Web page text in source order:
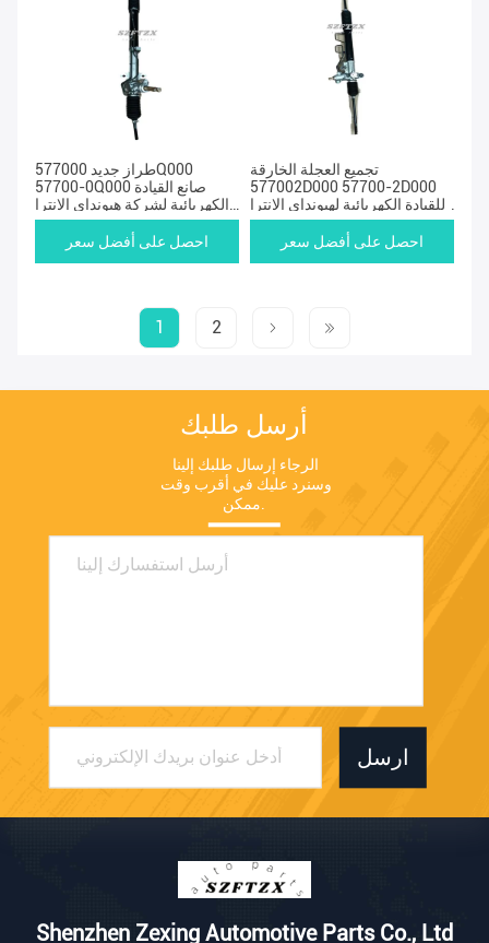
طراز جديد 577000Q000
57700-0Q000 صانع القيادة
الكهربائية لشركة هيونداي إلانترا
HD 2008-2011
احصل على أفضل سعر
تجميع العجلة الخارقة
577002D000 57700-2D000
للقيادة الكهربائية لهيونداي إلانترا
2001-2006 تيبورون 2003-
احصل على أفضل سعر
1 2
أرسل طلبك
ممكن.
ارسل
Shenzhen Zexing Automotive Parts Co., Ltd